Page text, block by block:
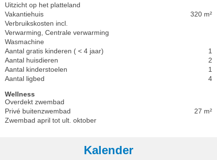
Uitzicht op het platteland
Vakantiehuis
320 m²
Verbruikskosten incl.
Verwarming, Centrale verwarming
Wasmachine
Aantal gratis kinderen ( < 4 jaar)
1
Aantal huisdieren
2
Aantal kinderstoelen
1
Aantal ligbed
4
Wellness
Overdekt zwembad
Privé buitenzwembad
27 m²
Zwembad april tot ult. oktober
Kalender